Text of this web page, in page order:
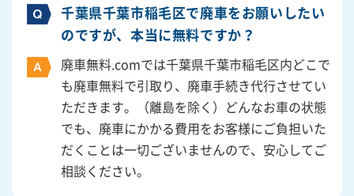
千葉県千葉市稲毛区で廃車をお願いしたい
のですが、本当に無料ですか？
廃車無料.comでは千葉県千葉市稲毛区内どこで
も廃車無料で引取り、廃車手続き代行させてい
ただきます。（離島を除く）どんなお車の状態
でも、廃車にかかる費用をお客様にご負担いた
だくことは一切ございませんので、安心してご
相談ください。